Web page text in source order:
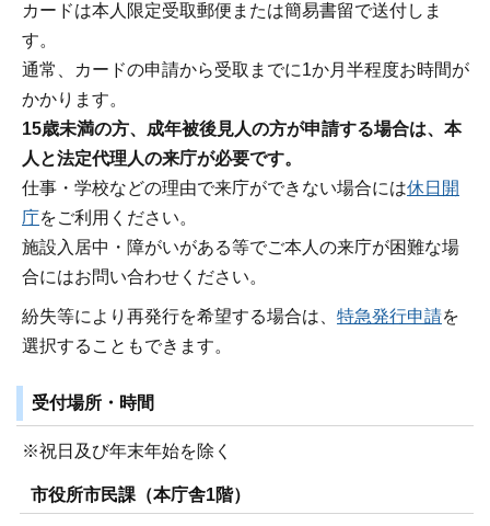
カードは本人限定受取郵便または簡易書留で送付しま
す。
通常、カードの申請から受取までに1か月半程度お時間が
かかります。
15歳未満の方、成年被後見人の方が申請する場合は、本
人と法定代理人の来庁が必要です。
仕事・学校などの理由で来庁ができない場合には休日開
庁をご利用ください。
施設入居中・障がいがある等でご本人の来庁が困難な場
合にはお問い合わせください。
紛失等により再発行を希望する場合は、 特急発行申請を
選択することもできます。
受付場所・時間
※祝日及び年末年始を除く
市役所市民課（本庁舎1階）